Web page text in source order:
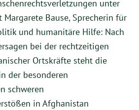
unter
Bause, Sprecherin für
und humanitäre Hilfe: Nach
bei der rechtzeitigen
Ortskräfte steht die
der besonderen
schweren
in Afghanistan